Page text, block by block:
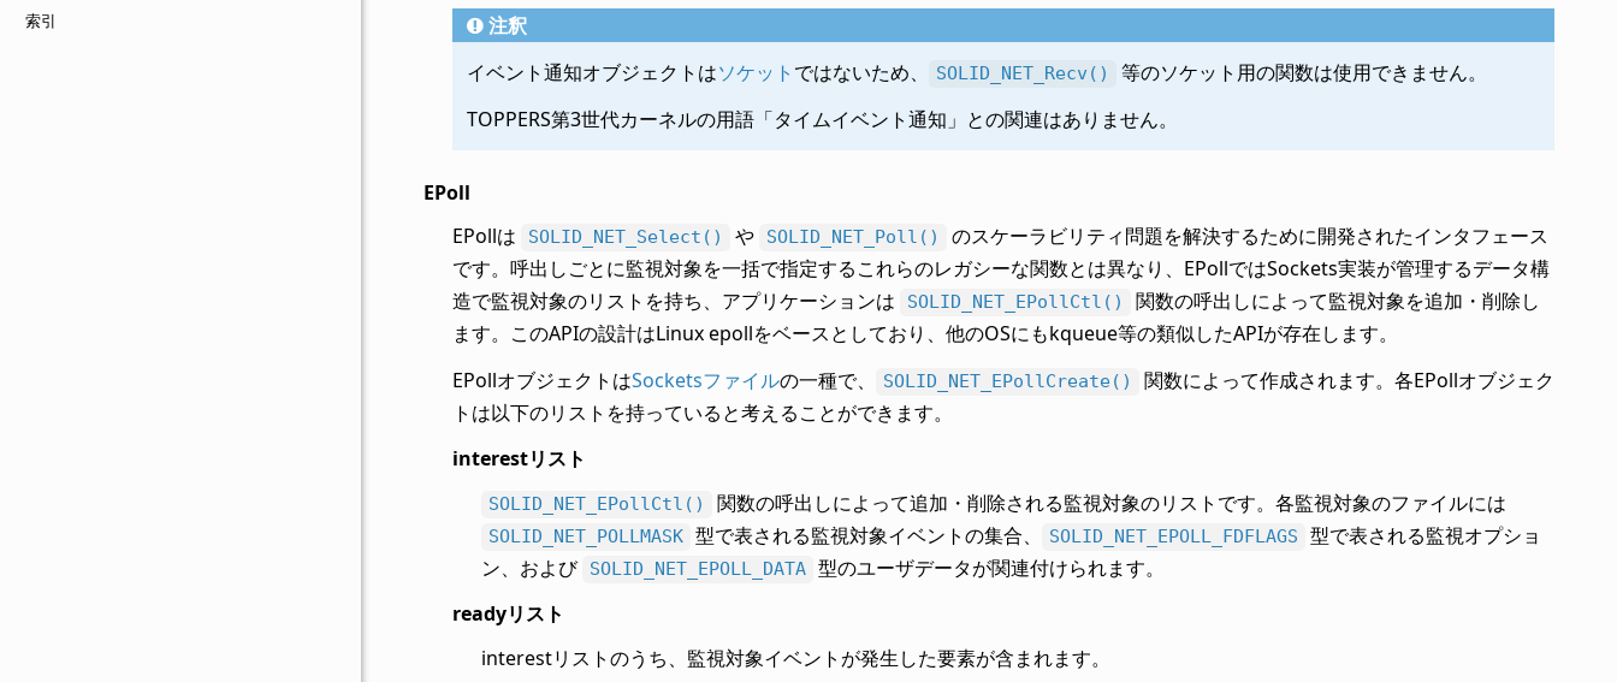
索引
注釈
イベント通知オブジェクトはソケット ではないため、 SOLID_NET_Recv()
等のソケット用の関数は使用できません。
TOPPERS第3世代カーネルの用語「タイムイベント通知」との関連はありません。
EPoll
EPollは
SOLID_NET_Select() や SOLID_NET_Poll()
のスケーラビリティ問題を解決するために開発されたインタフェース
です。呼出しごとに監視対象を一括で指定するこれらのレガシーな関数とは異なり、EPollではSockets実装が管理するデータ構
造で監視対象のリストを持ち、アプリケーションは
SOLID_NET_EPollCtl()
関数の呼出しによって監視対象を追加・削除し
ます。このAPIの設計はLinux epollをベースとしており、他のOSにもkqueue等の類似したAPIが存在します。
EPollオブジェクトはSocketsファイルの一種で、 SOLID_NET_EPollCreate()
関数によって作成されます。各EPollオブジェク
トは以下のリストを持っていると考えることができます。
interestリスト
SOLID_NET_EPollCtl() 関数の呼出しによって追加・削除される監視対象のリストです。各監視対象のファイルには
SOLID_NET_POLLMASK 型で表される監視対象イベントの集合、 SOLID_NET_EPOLL_FDFLAGS
型で表される監視オプショ
ン、および SOLID_NET_EPOLL_DATA 型のユーザデータが関連付けられます。
readyリスト
interestリストのうち、監視対象イベントが発生した要素が含まれます。